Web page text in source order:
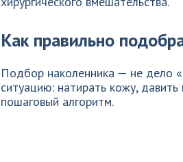
Как правильно
Подбор наколенника — не дело
ситуацию: натирать кожу,
пошаговый алгоритм.